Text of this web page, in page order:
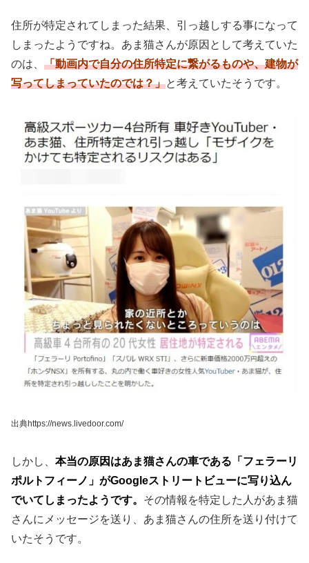
住所が特定されてしまった結果、引っ越しする事になって
しまったようですね。あま猫さんが原因として考えていた
のは、 「動画内で自分の住所特定に繋がるものや、建物が
写ってしまっていたのでは？」と考えていたそうです。
出典https://news.livedoor.com/
しかし、 本当の原因はあま猫さんの車である「フェラーリ
ポルトフィーノ」がGoogleストリートビューに写り込ん
でいてしまったようです。 その情報を特定した人があま猫
さんにメッセージを送り、あま猫さんの住所を送り付けて
いたそうです。